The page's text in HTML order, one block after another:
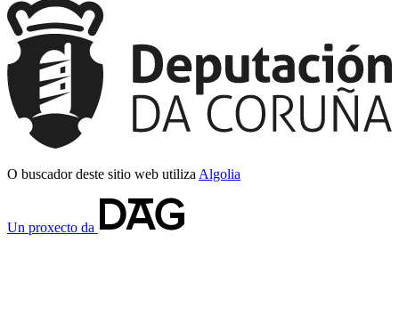
O buscador deste sitio web utiliza Algolia
Un proxecto da